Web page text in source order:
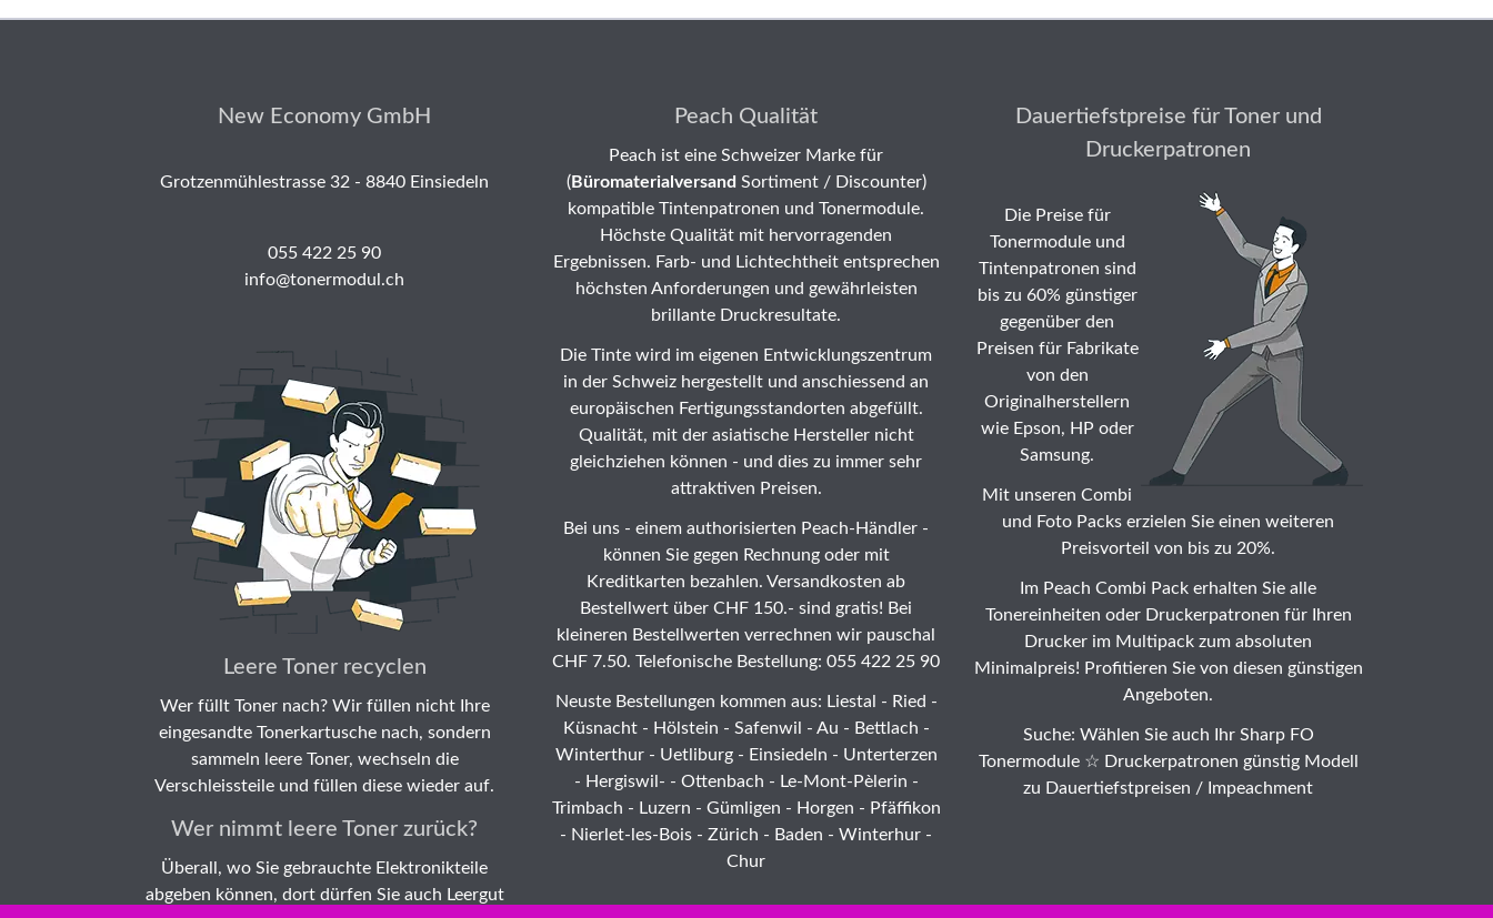
New Economy GmbH
Grotzenmühlestrasse 32 - 8840 Einsiedeln
055 422 25 90
info@tonermodul.ch
Leere Toner recyclen
Wer füllt Toner nach? Wir füllen nicht Ihre
eingesandte Tonerkartusche nach, sondern
sammeln leere Toner, wechseln die
Verschleissteile und füllen diese wieder auf.
Wer nimmt leere Toner zurück?
Überall, wo Sie gebrauchte Elektronikteile
abgeben können, dort dürfen Sie auch Leergut
Peach Qualität
Peach ist eine Schweizer Marke für
(Büromaterialversand Sortiment / Discounter)
kompatible Tintenpatronen und Tonermodule.
Höchste Qualität mit hervorragenden
Ergebnissen. Farb- und Lichtechtheit entsprechen
höchsten Anforderungen und gewährleisten
brillante Druckresultate.
Die Tinte wird im eigenen Entwicklungszentrum
in der Schweiz hergestellt und anschiessend an
europäischen Fertigungsstandorten abgefüllt.
Qualität, mit der asiatische Hersteller nicht
gleichziehen können - und dies zu immer sehr
attraktiven Preisen.
Bei uns - einem authorisierten Peach-Händler -
können Sie gegen Rechnung oder mit
Kreditkarten bezahlen. Versandkosten ab
Bestellwert über CHF 150.- sind gratis! Bei
kleineren Bestellwerten verrechnen wir pauschal
CHF 7.50. Telefonische Bestellung: 055 422 25 90
Neuste Bestellungen kommen aus: Liestal - Ried -
Küsnacht - Hölstein - Safenwil - Au - Bettlach -
Winterthur- Uetliburg- Einsiedeln - Unterterzen
- Hergiswil- - Ottenbach - Le-Mont-Pèlerin -
Trimbach - Luzern - Gümligen - Horgen - Pfäffikon
- Nierlet-les-Bois - Zürich - Baden - Winterhur -
Chur
Dauertiefstpreise für Toner und
Druckerpatronen
Die Preise für
Tonermodule und
Tintenpatronen sind
bis zu 60% günstiger
gegenüber den
Preisen für Fabrikate
von den
Originalherstellern
wie Epson, HP oder
Samsung.
Mit unseren Combi
und Foto Packs erzielen Sie einen weiteren
Preisvorteil von bis zu 20%.
Im Peach Combi Pack erhalten Sie alle
Tonereinheiten oder Druckerpatronen für Ihren
Drucker im Multipack zum absoluten
Minimalpreis! Profitieren Sie von diesen günstigen
Angeboten.
Suche: Wählen Sie auch Ihr Sharp FO
Tonermodule ☆ Druckerpatronen günstig Modell
zu Dauertiefstpreisen / Impeachment